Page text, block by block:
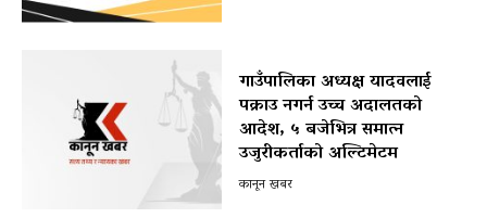
गाउँपालिका अध्यक्ष यादवलाई
पक्राउ नगर्न उच्च अदालतको
आदेश, ५ बजेभित्र समात्न
उजुरीकर्ताको अल्टिमेटम
कानून खबर